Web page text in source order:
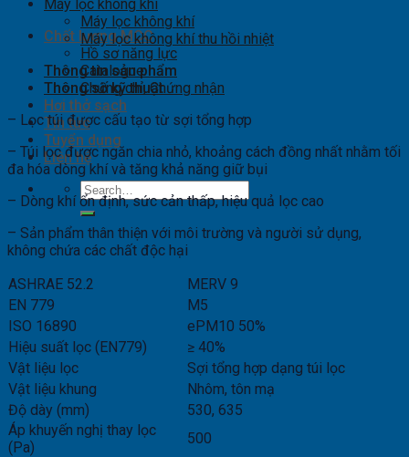
Chất lượng MCC
Hồ sơ năng lực
Catalogue
Chứng chỉ, Chứng nhận
Hơi thở sạch
Tin tức
Tuyển dụng
Liên hệ
Search
for:
Máy lọc không khí
Máy lọc không khí
Máy lọc không khí thu hồi nhiệt
Thông tin sản phẩm
Thông số kỹ thuật
– Lọc túi được cấu tạo từ sợi tổng hợp
– Túi lọc được ngăn chia nhỏ, khoảng cách đồng nhất nhằm tối
đa hóa dòng khí và tăng khả năng giữ bụi
– Dòng khí ổn định, sức cản thấp, hiệu quả lọc cao
– Sản phẩm thân thiện với môi trường và người sử dụng,
không chứa các chất độc hại
ASHRAE 52.2
MERV 9
EN 779
M5
ISO 16890
ePM10 50%
Hiệu suất lọc (EN779)
≥ 40%
Vật liệu lọc
Sợi tổng hợp dạng túi lọc
Vật liệu khung
Nhôm, tôn mạ
Độ dày (mm)
530, 635
Áp khuyến nghị thay lọc
(Pa)
500